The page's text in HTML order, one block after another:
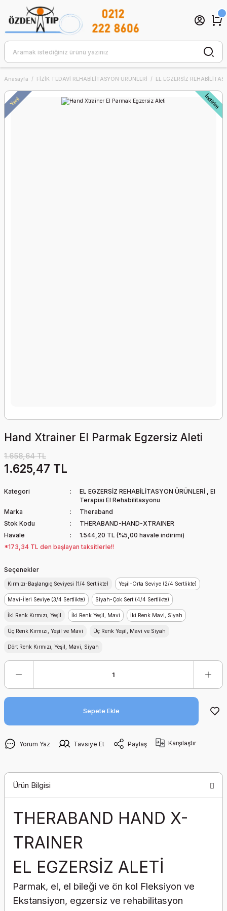
Anasayfa FİZİK TEDAVİ REHABİLİTASYON ÜRÜNLERİ EL EGZERSİZ
Yeni İndirim
Hand Xtrainer El Parmak Egzersiz Aleti
1.658,64 TL
1.625,47 TL
Kategori EL EGZERSİZ REHABİLİTASYON ÜRÜNLERİ , El
Terapisi El Rehabilitasyonu
Marka
Theraband
Stok Kodu
THERABAND-HAND-XTRAINER
Havale
1.544,20 TL (%5,00 havale indirimi)
*173,34 TL den başlayan taksitlerle!!
Seçenekler
Kırmızı-Başlangıç Seviyesi (1/4 Sertlikte) Yeşil-Orta Seviye (2/4 Sertlikte)
Mavi-İleri Seviye (3/4 Sertlikte) Siyah-Çok Sert (4/4 Sertlikte)
İki Renk Kırmızı, Yeşil İki Renk Yeşil, Mavi İki Renk Mavi, Siyah
Üç Renk Kırmızı, Yeşil ve Mavi Üç Renk Yeşil, Mavi ve Siyah
Dört Renk Kırmızı, Yeşil, Mavi, Siyah
Sepete Ekle
Yorum Yaz Tavsiye Et Paylaş Karşılaştır
Ürün Bilgisi
THERABAND HAND X-
TRAINER
EL EGZERSİZ ALETİ
Parmak, el, el bileği ve ön kol Fleksiyon ve
Ekstansiyon, egzersiz ve rehabilitasyon